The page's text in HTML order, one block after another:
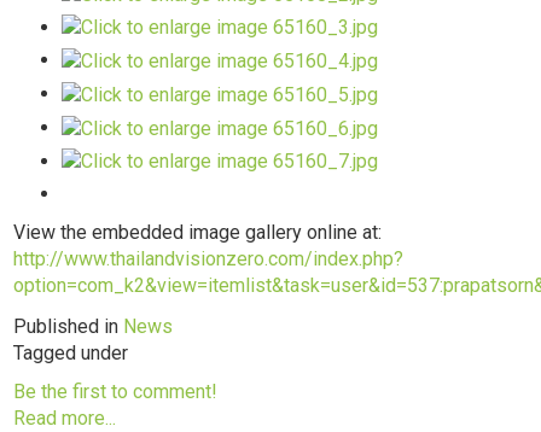
View the embedded image gallery online at:
http://www.thailandvisionzero.com/index.php?
Published in News
Tagged under
Be the first to comment!
Read more...